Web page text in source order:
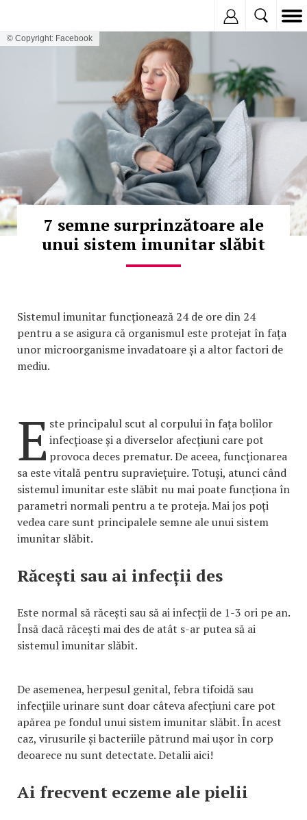
© Copyright: Facebook
7 semne surprinzătoare ale
unui sistem imunitar slăbit
Sistemul imunitar funcționează 24 de ore din 24
pentru a se asigura că organismul este protejat în fața
unor microorganisme invadatoare și a altor factori de
mediu.
E ste principalul scut al corpului în fața bolilor
infecțioase și a diverselor afecțiuni care pot
provoca deces prematur. De aceea, funcționarea
sa este vitală pentru supraviețuire. Totuși, atunci când
sistemul imunitar este slăbit nu mai poate funcționa în
parametri normali pentru a te proteja. Mai jos poți
vedea care sunt principalele semne ale unui sistem
imunitar slăbit.
Răcești sau ai infecții des
Este normal să răcești sau să ai infecții de 1-3 ori pe an.
Însă dacă răcești mai des de atât s-ar putea să ai
sistemul imunitar slăbit.
De asemenea, herpesul genital, febra tifoidă sau
infecțiile urinare sunt doar câteva afecțiuni care pot
apărea pe fondul unui sistem imunitar slăbit. În acest
caz, virusurile și bacteriile pătrund mai ușor în corp
deoarece nu sunt detectate. Detalii aici!
Ai frecvent eczeme ale pielii